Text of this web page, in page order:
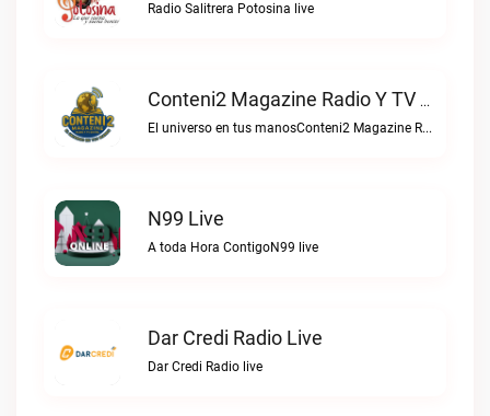
Radio Salitrera Potosina live
Conteni2 Magazine Radio Y TV Digital Live
El universo en tus manosConteni2 Magazine Radio y TV Digital live
N99 Live
A toda Hora ContigoN99 live
Dar Credi Radio Live
Dar Credi Radio live